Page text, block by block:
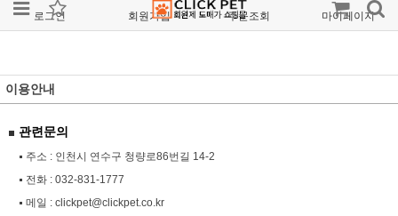
로그인 회원가입 주문조회 마이페이지
이용안내
관련문의
주소 : 인천시 연수구 청량로86번길 14-2
전화 : 032-831-1777
메일 : clickpet@clickpet.co.kr